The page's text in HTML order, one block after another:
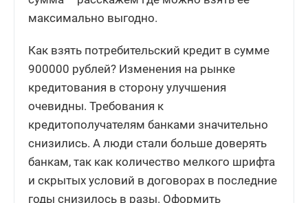
максимально выгодно.
Как взять потребительский кредит в сумме
900000 рублей? Изменения на рынке
кредитования в сторону улучшения
очевидны. Требования к
кредитополучателям банками значительно
снизились. А люди стали больше доверять
банкам, так как количество мелкого шрифта
и скрытых условий в договорах в последние
годы снизилось в разы. Оформить